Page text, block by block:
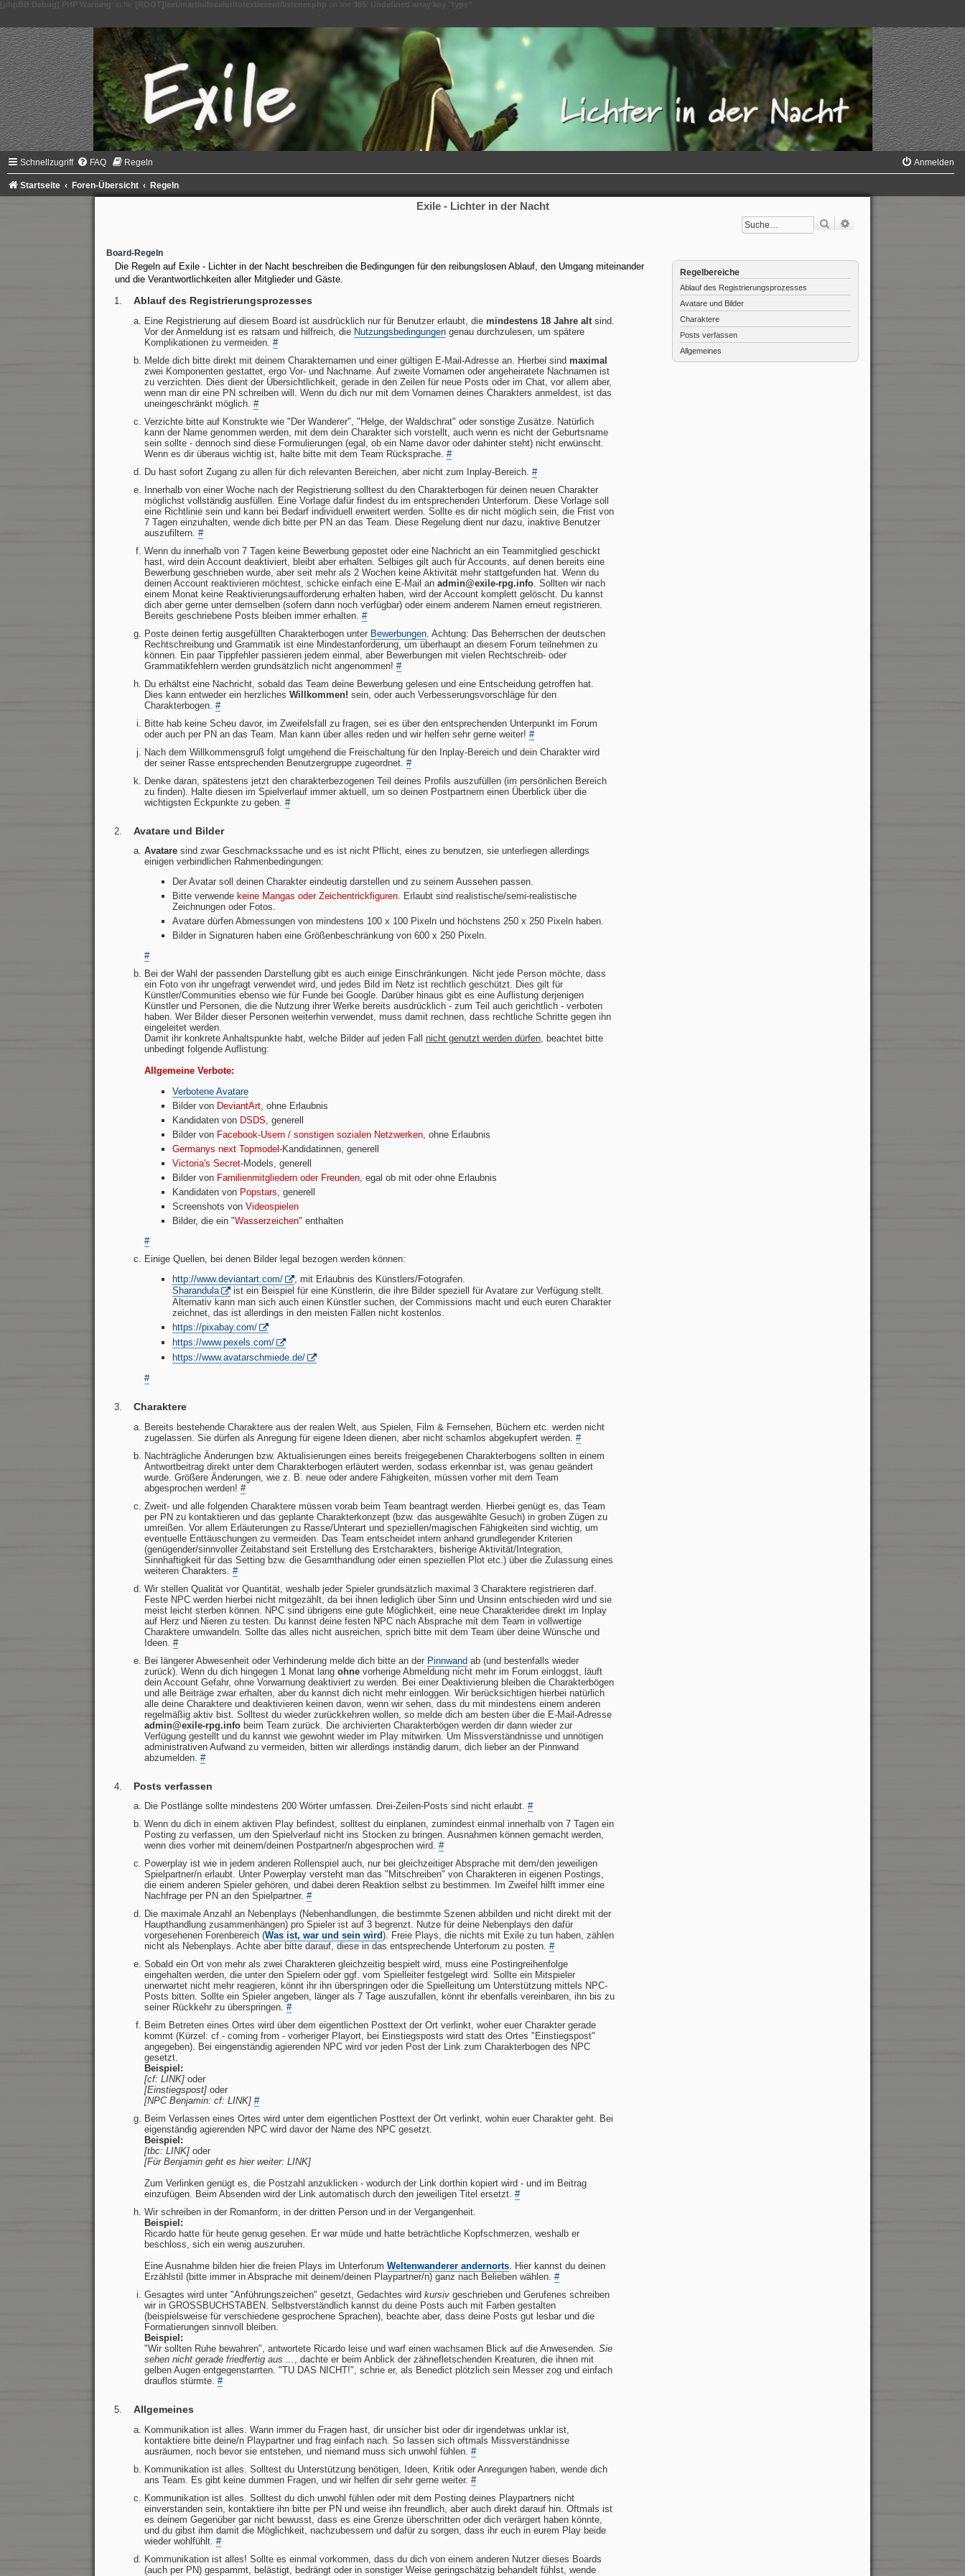
Schnellzugriff FAQ Regeln Anmelden
Startseite Foren-Übersicht Regeln
Exile - Lichter in der Nacht
Suche
Regelbereiche
Ablauf des Registrierungsprozesses
Avatare und Bilder
Charaktere
Posts verfassen
Allgemeines
Board-Regeln
Die Regeln auf Exile - Lichter in der Nacht beschreiben die Bedingungen für den reibungslosen Ablauf, den Umgang miteinander
und die Verantwortlichkeiten aller Mitglieder und Gäste.
Ablauf des Registrierungsprozesses
Eine Registrierung auf diesem Board ist ausdrücklich nur für Benutzer erlaubt, die mindestens 18 Jahre alt sind.
Vor der Anmeldung ist es ratsam und hilfreich, die Nutzungsbedingungengenau durchzulesen, um spätere
Komplikationen zu vermeiden. #
Melde dich bitte direkt mit deinem Charakternamen und einer gültigen E-Mail-Adresse an. Hierbei sind maximal
zwei Komponenten gestattet, ergo Vor- und Nachname. Auf zweite Vornamen oder angeheiratete Nachnamen ist
zu verzichten. Dies dient der Übersichtlichkeit, gerade in den Zeilen für neue Posts oder im Chat, vor allem aber,
wenn man dir eine PN schreiben will. Wenn du dich nur mit dem Vornamen deines Charakters anmeldest, ist das
uneingeschränkt möglich. #
Verzichte bitte auf Konstrukte wie "Der Wanderer", "Helge, der Waldschrat" oder sonstige Zusätze. Natürlich
kann der Name genommen werden, mit dem dein Charakter sich vorstellt, auch wenn es nicht der Geburtsname
sein sollte - dennoch sind diese Formulierungen (egal, ob ein Name davor oder dahinter steht) nicht erwünscht.
Wenn es dir überaus wichtig ist, halte bitte mit dem Team Rücksprache. #
Du hast sofort Zugang zu allen für dich relevanten Bereichen, aber nicht zum Inplay-Bereich. #
Innerhalb von einer Woche nach der Registrierung solltest du den Charakterbogen für deinen neuen Charakter
möglichst vollständig ausfüllen. Eine Vorlage dafür findest du im entsprechenden Unterforum. Diese Vorlage soll
eine Richtlinie sein und kann bei Bedarf individuell erweitert werden. Sollte es dir nicht möglich sein, die Frist von
7 Tagen einzuhalten, wende dich bitte per PN an das Team. Diese Regelung dient nur dazu, inaktive Benutzer
auszufiltern. #
Wenn du innerhalb von 7 Tagen keine Bewerbung gepostet oder eine Nachricht an ein Teammitglied geschickt
hast, wird dein Account deaktiviert, bleibt aber erhalten. Selbiges gilt auch für Accounts, auf denen bereits eine
Bewerbung geschrieben wurde, aber seit mehr als 2 Wochen keine Aktivität mehr stattgefunden hat. Wenn du
deinen Account reaktivieren möchtest, schicke einfach eine E-Mail an admin@exile-rpg.info. Sollten wir nach
einem Monat keine Reaktivierungsaufforderung erhalten haben, wird der Account komplett gelöscht. Du kannst
dich aber gerne unter demselben (sofern dann noch verfügbar) oder einem anderem Namen erneut registrieren.
Bereits geschriebene Posts bleiben immer erhalten. #
Poste deinen fertig ausgefüllten Charakterbogen unter Bewerbungen. Achtung: Das Beherrschen der deutschen
Rechtschreibung und Grammatik ist eine Mindestanforderung, um überhaupt an diesem Forum teilnehmen zu
können. Ein paar Tippfehler passieren jedem einmal, aber Bewerbungen mit vielen Rechtschreib- oder
Grammatikfehlern werden grundsätzlich nicht angenommen! #
Du erhältst eine Nachricht, sobald das Team deine Bewerbung gelesen und eine Entscheidung getroffen hat.
Dies kann entweder ein herzliches Willkommen! sein, oder auch Verbesserungsvorschläge für den
Charakterbogen. #
Bitte hab keine Scheu davor, im Zweifelsfall zu fragen, sei es über den entsprechenden Unterpunkt im Forum
oder auch per PN an das Team. Man kann über alles reden und wir helfen sehr gerne weiter! #
Nach dem Willkommensgruß folgt umgehend die Freischaltung für den Inplay-Bereich und dein Charakter wird
der seiner Rasse entsprechenden Benutzergruppe zugeordnet. #
Denke daran, spätestens jetzt den charakterbezogenen Teil deines Profils auszufüllen (im persönlichen Bereich
zu finden). Halte diesen im Spielverlauf immer aktuell, um so deinen Postpartnern einen Überblick über die
wichtigsten Eckpunkte zu geben. #
Avatare und Bilder
Avataresind zwar Geschmackssache und es ist nicht Pflicht, eines zu benutzen, sie unterliegen allerdings
einigen verbindlichen Rahmenbedingungen:
Der Avatar soll deinen Charakter eindeutig darstellen und zu seinem Aussehen passen.
Bitte verwende keine Mangas oder Zeichentrickfiguren. Erlaubt sind realistische/semi-realistische
Zeichnungen oder Fotos.
Avatare dürfen Abmessungen von mindestens 100 x 100 Pixeln und höchstens 250 x 250 Pixeln haben.
Bilder in Signaturen haben eine Größenbeschränkung von 600 x 250 Pixeln.
#
Bei der Wahl der passenden Darstellung gibt es auch einige Einschränkungen. Nicht jede Person möchte, dass
ein Foto von ihr ungefragt verwendet wird, und jedes Bild im Netz ist rechtlich geschützt. Dies gilt für
Künstler/Communities ebenso wie für Funde bei Google. Darüber hinaus gibt es eine Auflistung derjenigen
Künstler und Personen, die die Nutzung ihrer Werke bereits ausdrücklich - zum Teil auch gerichtlich - verboten
haben. Wer Bilder dieser Personen weiterhin verwendet, muss damit rechnen, dass rechtliche Schritte gegen ihn
eingeleitet werden.
Damit ihr konkrete Anhaltspunkte habt, welche Bilder auf jeden Fall nicht genutzt werden dürfen, beachtet bitte
unbedingt folgende Auflistung:
Allgemeine Verbote:
Verbotene Avatare
Bilder von DeviantArt , ohne Erlaubnis
Kandidaten von DSDS , generell
Bilder von Facebook-Usern / sonstigen sozialen Netzwerken , ohne Erlaubnis
Germanys next Topmodel-Kandidatinnen, generell
Victoria's Secret-Models, generell
Bilder von Familienmitgliedern oder Freunden , egal ob mit oder ohne Erlaubnis
Kandidaten von Popstars , generell
Screenshots vonVideospielen
Bilder, die ein "Wasserzeichen" enthalten
#
Einige Quellen, bei denen Bilder legal bezogen werden können:
http://www.deviantart.com/
, mit Erlaubnis des Künstlers/Fotografen.
Sharandula
ist ein Beispiel für eine Künstlerin, die ihre Bilder speziell für Avatare zur Verfügung stellt.
Alternativ kann man sich auch einen Künstler suchen, der Commissions macht und euch euren Charakter
zeichnet, das ist allerdings in den meisten Fällen nicht kostenlos.
https://pixabay.com/
https://www.pexels.com/
https://www.avatarschmiede.de/
#
Charaktere
Bereits bestehende Charaktere aus der realen Welt, aus Spielen, Film & Fernsehen, Büchern etc. werden nicht
zugelassen. Sie dürfen als Anregung für eigene Ideen dienen, aber nicht schamlos abgekupfert werden. #
Nachträgliche Änderungen bzw. Aktualisierungen eines bereits freigegebenen Charakterbogens sollten in einem
Antwortbeitrag direkt unter dem Charakterbogen erläutert werden, sodass erkennbar ist, was genau geändert
wurde. Größere Änderungen, wie z. B. neue oder andere Fähigkeiten, müssen vorher mit dem Team
abgesprochen werden! #
Zweit- und alle folgenden Charaktere müssen vorab beim Team beantragt werden. Hierbei genügt es, das Team
per PN zu kontaktieren und das geplante Charakterkonzept (bzw. das ausgewählte Gesuch) in groben Zügen zu
umreißen. Vor allem Erläuterungen zu Rasse/Unterart und speziellen/magischen Fähigkeiten sind wichtig, um
eventuelle Enttäuschungen zu vermeiden. Das Team entscheidet intern anhand grundlegender Kriterien
(genügender/sinnvoller Zeitabstand seit Erstellung des Erstcharakters, bisherige Aktivität/Integration,
Sinnhaftigkeit für das Setting bzw. die Gesamthandlung oder einen speziellen Plot etc.) über die Zulassung eines
weiteren Charakters. #
Wir stellen Qualität vor Quantität, weshalb jeder Spieler grundsätzlich maximal 3 Charaktere registrieren darf.
Feste NPC werden hierbei nicht mitgezählt, da bei ihnen lediglich über Sinn und Unsinn entschieden wird und sie
meist leicht sterben können. NPC sind übrigens eine gute Möglichkeit, eine neue Charakteridee direkt im Inplay
auf Herz und Nieren zu testen. Du kannst deine festen NPC nach Absprache mit dem Team in vollwertige
Charaktere umwandeln. Sollte das alles nicht ausreichen, sprich bitte mit dem Team über deine Wünsche und
Ideen. #
Bei längerer Abwesenheit oder Verhinderung melde dich bitte an der Pinnwand ab (und bestenfalls wieder
zurück). Wenn du dich hingegen 1 Monat lang ohnevorherige Abmeldung nicht mehr im Forum einloggst, läuft
dein Account Gefahr, ohne Vorwarnung deaktiviert zu werden. Bei einer Deaktivierung bleiben die Charakterbögen
und alle Beiträge zwar erhalten, aber du kannst dich nicht mehr einloggen. Wir berücksichtigen hierbei natürlich
alle deine Charaktere und deaktivieren keinen davon, wenn wir sehen, dass du mit mindestens einem anderen
regelmäßig aktiv bist. Solltest du wieder zurückkehren wollen, so melde dich am besten über die E-Mail-Adresse
admin@exile-rpg.info beim Team zurück. Die archivierten Charakterbögen werden dir dann wieder zur
Verfügung gestellt und du kannst wie gewohnt wieder im Play mitwirken. Um Missverständnisse und unnötigen
administrativen Aufwand zu vermeiden, bitten wir allerdings inständig darum, dich lieber an der Pinnwand
abzumelden. #
Posts verfassen
Die Postlänge sollte mindestens 200 Wörter umfassen. Drei-Zeilen-Posts sind nicht erlaubt. #
Wenn du dich in einem aktiven Play befindest, solltest du einplanen, zumindest einmal innerhalb von 7 Tagen ein
Posting zu verfassen, um den Spielverlauf nicht ins Stocken zu bringen. Ausnahmen können gemacht werden,
wenn dies vorher mit deinem/deinen Postpartner/n abgesprochen wird. #
Powerplay ist wie in jedem anderen Rollenspiel auch, nur bei gleichzeitiger Absprache mit dem/den jeweiligen
Spielpartner/n erlaubt. Unter Powerplay versteht man das "Mitschreiben" von Charakteren in eigenen Postings,
die einem anderen Spieler gehören, und dabei deren Reaktion selbst zu bestimmen. Im Zweifel hilft immer eine
Nachfrage per PN an den Spielpartner. #
Die maximale Anzahl an Nebenplays (Nebenhandlungen, die bestimmte Szenen abbilden und nicht direkt mit der
Haupthandlung zusammenhängen) pro Spieler ist auf 3 begrenzt. Nutze für deine Nebenplays den dafür
vorgesehenen Forenbereich (Was ist, war und sein wird). Freie Plays, die nichts mit Exile zu tun haben, zählen
nicht als Nebenplays. Achte aber bitte darauf, diese in das entsprechende Unterforum zu posten. #
Sobald ein Ort von mehr als zwei Charakteren gleichzeitig bespielt wird, muss eine Postingreihenfolge
eingehalten werden, die unter den Spielern oder ggf. vom Spielleiter festgelegt wird. Sollte ein Mitspieler
unerwartet nicht mehr reagieren, könnt ihr ihn überspringen oder die Spielleitung um Unterstützung mittels NPC-
Posts bitten. Sollte ein Spieler angeben, länger als 7 Tage auszufallen, könnt ihr ebenfalls vereinbaren, ihn bis zu
seiner Rückkehr zu überspringen. #
Beim Betreten eines Ortes wird über dem eigentlichen Posttext der Ort verlinkt, woher euer Charakter gerade
kommt (Kürzel: cf - coming from - vorheriger Playort, bei Einstiegsposts wird statt des Ortes "Einstiegspost"
angegeben). Bei eingenständig agierenden NPC wird vor jeden Post der Link zum Charakterbogen des NPC
gesetzt.
Beispiel:
[cf: LINK]oder
[Einstiegspost]oder
[NPC Benjamin: cf: LINK] #
Beim Verlassen eines Ortes wird unter dem eigentlichen Posttext der Ort verlinkt, wohin euer Charakter geht. Bei
eigenständig agierenden NPC wird davor der Name des NPC gesetzt.
Beispiel:
[tbc: LINK]oder
[Für Benjamin geht es hier weiter: LINK]
Zum Verlinken genügt es, die Postzahl anzuklicken - wodurch der Link dorthin kopiert wird - und im Beitrag
einzufügen. Beim Absenden wird der Link automatisch durch den jeweiligen Titel ersetzt. #
Wir schreiben in der Romanform, in der dritten Person und in der Vergangenheit.
Beispiel:
Ricardo hatte für heute genug gesehen. Er war müde und hatte beträchtliche Kopfschmerzen, weshalb er
beschloss, sich ein wenig auszuruhen.
Eine Ausnahme bilden hier die freien Plays im Unterforum Weltenwanderer andernorts. Hier kannst du deinen
Erzählstil (bitte immer in Absprache mit deinem/deinen Playpartner/n) ganz nach Belieben wählen. #
Gesagtes wird unter "Anführungszeichen" gesetzt, Gedachtes wird kursivgeschrieben und Gerufenes schreiben
wir in GROSSBUCHSTABEN. Selbstverständlich kannst du deine Posts auch mit Farben gestalten
(beispielsweise für verschiedene gesprochene Sprachen), beachte aber, dass deine Posts gut lesbar und die
Formatierungen sinnvoll bleiben.
Beispiel:
"Wir sollten Ruhe bewahren", antwortete Ricardo leise und warf einen wachsamen Blick auf die Anwesenden. Sie
sehen nicht gerade friedfertig aus ... , dachte er beim Anblick der zähnefletschenden Kreaturen, die ihnen mit
gelben Augen entgegenstarrten. "TU DAS NICHT!", schrie er, als Benedict plötzlich sein Messer zog und einfach
drauflos stürmte. #
Allgemeines
Kommunikation ist alles. Wann immer du Fragen hast, dir unsicher bist oder dir irgendetwas unklar ist,
kontaktiere bitte deine/n Playpartner und frag einfach nach. So lassen sich oftmals Missverständnisse
ausräumen, noch bevor sie entstehen, und niemand muss sich unwohl fühlen. #
Kommunikation ist alles. Solltest du Unterstützung benötigen, Ideen, Kritik oder Anregungen haben, wende dich
ans Team. Es gibt keine dummen Fragen, und wir helfen dir sehr gerne weiter. #
Kommunikation ist alles. Solltest du dich unwohl fühlen oder mit dem Posting deines Playpartners nicht
einverstanden sein, kontaktiere ihn bitte per PN und weise ihn freundlich, aber auch direkt darauf hin. Oftmals ist
es deinem Gegenüber gar nicht bewusst, dass es eine Grenze überschritten oder dich verärgert haben könnte,
und du gibst ihm damit die Möglichkeit, nachzubessern und dafür zu sorgen, dass ihr euch in eurem Play beide
wieder wohlfühlt. #
Kommunikation ist alles! Sollte es einmal vorkommen, dass du dich von einem anderen Nutzer dieses Boards
(auch per PN) gespammt, belästigt, bedrängt oder in sonstiger Weise geringschätzig behandelt fühlst, wende